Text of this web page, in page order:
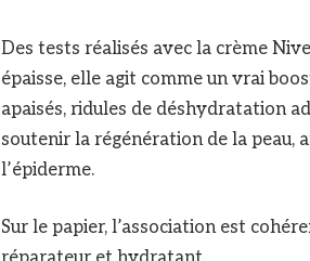
Des tests réalisés avec la crème
épaisse, elle agit comme un vrai
apaisés, ridules de déshydratation
soutenir la régénération de la
l’épiderme.
Sur le papier, l’association est